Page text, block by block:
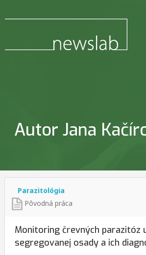
Autor Jana
Parazitológia
Pôvodná práca
Monitoring črevných parazitóz
segregovanej osady a ich